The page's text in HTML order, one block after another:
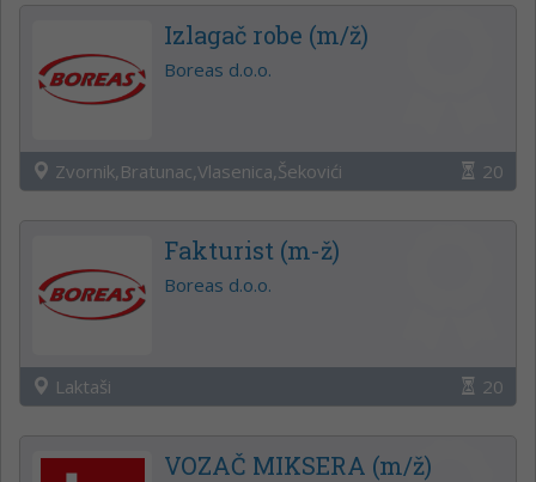
Izlagač robe (m/ž)
Boreas d.o.o.
Zvornik,Bratunac,Vlasenica,Šekovići 20
Fakturist (m-ž)
Boreas d.o.o.
Laktaši 20
VOZAČ MIKSERA (m/ž)